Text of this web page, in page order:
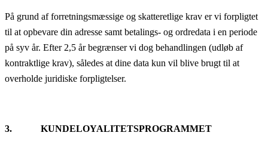
På grund af forretningsmæssige og skatteretlige krav er vi forpligtet
til at opbevare din adresse samt betalings- og ordredata i en periode
på syv år. Efter 2,5 år begrænser vi dog behandlingen (udløb af
kontraktlige krav), således at dine data kun vil blive brugt til at
overholde juridiske forpligtelser.
3. KUNDELOYALITETSPROGRAMMET